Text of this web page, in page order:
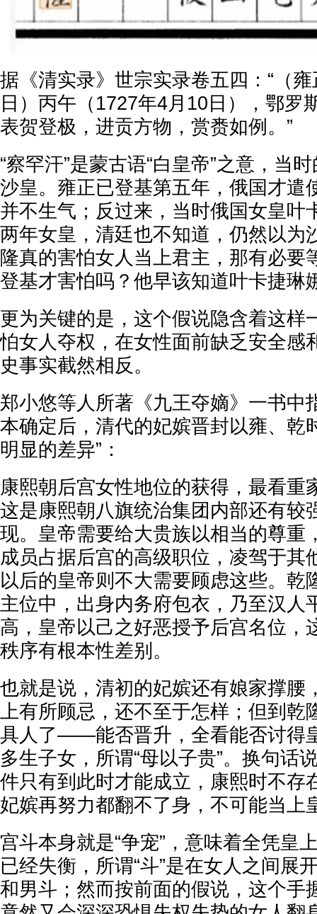
据《清实录》世宗实录卷五四：“（
日）丙午（1727年4月10日），鄂罗
表贺登极，进贡方物，赏赉如例。”
“察罕汗”是蒙古语“白皇帝”之意，当
沙皇。雍正已登基第五年，俄国才遣
并不生气；反过来，当时俄国女皇叶
两年女皇，清廷也不知道，仍然以为
隆真的害怕女人当上君主，那有必要
登基才害怕吗？他早该知道叶卡捷琳
更为关键的是，这个假说隐含着这样
怕女人夺权，在女性面前缺乏安全感
史事实截然相反。
郑小悠等人所著《九王夺嫡》一书中
本确定后，清代的妃嫔晋封以雍、乾
明显的差异”：
康熙朝后宫女性地位的获得，最看重
这是康熙朝八旗统治集团内部还有较
现。皇帝需要给大贵族以相当的尊重
成员占据后宫的高级职位，凌驾于其
以后的皇帝则不大需要顾虑这些。乾
主位中，出身内务府包衣，乃至汉人
高，皇帝以己之好恶授予后宫名位，
秩序有根本性差别。
也就是说，清初的妃嫔还有娘家撑腰
上有所顾忌，还不至于怎样；但到乾
具人了——能否晋升，全看能否讨得
多生子女，所谓“母以子贵”。换句话
件只有到此时才能成立，康熙时不存
妃嫔再努力都翻不了身，不可能当上
宫斗本身就是“争宠”，意味着全凭皇
已经失衡，所谓“斗”是在女人之间展
和男斗；然而按前面的假说，这个手